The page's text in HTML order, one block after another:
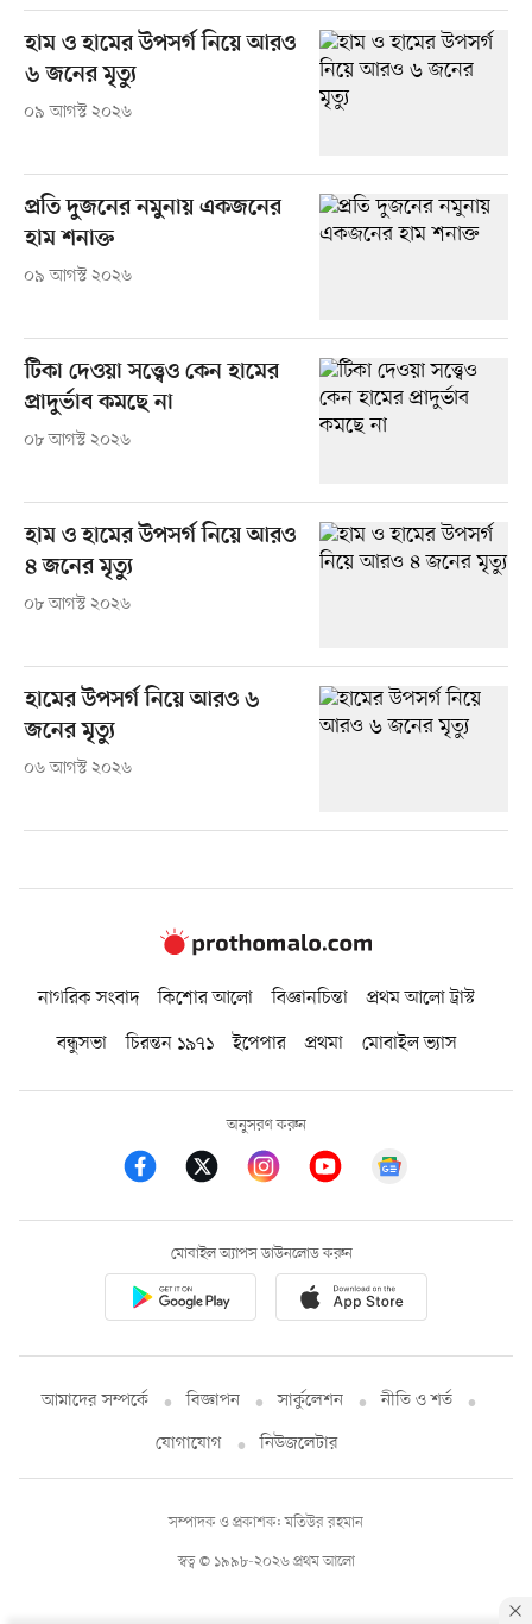
হাম ও হামের উপসর্গ নিয়ে আরও
৬ জনের মৃত্যু
০৯ আগস্ট ২০২৬
প্রতি দুজনের নমুনায় একজনের
হাম শনাক্ত
০৯ আগস্ট ২০২৬
টিকা দেওয়া সত্ত্বেও কেন হামের
প্রাদুর্ভাব কমছে না
০৮ আগস্ট ২০২৬
হাম ও হামের উপসর্গ নিয়ে আরও
৪ জনের মৃত্যু
০৮ আগস্ট ২০২৬
হামের উপসর্গ নিয়ে আরও ৬
জনের মৃত্যু
০৬ আগস্ট ২০২৬
নাগরিক সংবাদ কিশোর আলো বিজ্ঞানচিন্তা
প্রথম আলো ট্রাস্ট
বন্ধুসভা
চিরন্তন ১৯৭১ ইপেপার প্রথমা মোবাইল ভ্যাস
অনুসরণ করুন
মোবাইল অ্যাপস ডাউনলোড করুন
আমাদের সম্পর্কে বিজ্ঞাপন সার্কুলেশন
নীতি ও শর্ত
যোগাযোগ
নিউজলেটার
স্বত্ব © ১৯৯৮-২০২৬ প্রথম আলো
সম্পাদক ও প্রকাশক: মতিউর রহমান